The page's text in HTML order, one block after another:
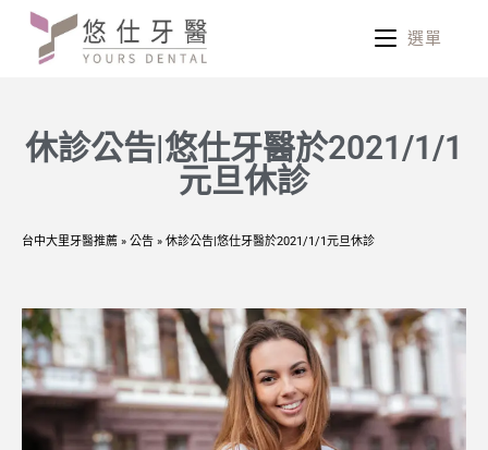
選單
休診公告|悠仕牙醫於2021/1/1
元旦休診
台中大里牙醫推薦 » 公告 » 休診公告|悠仕牙醫於2021/1/1元旦休診